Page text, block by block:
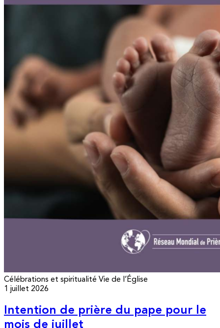
Célébrations et spiritualité Vie de l’Église
1 juillet 2026
Intention de prière du pape pour le
mois de juillet